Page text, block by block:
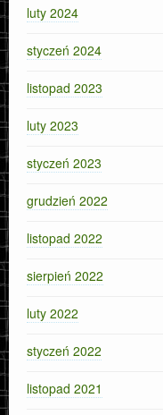
luty 2024
styczeń 2024
listopad 2023
luty 2023
styczeń 2023
grudzień 2022
listopad 2022
sierpień 2022
luty 2022
styczeń 2022
listopad 2021